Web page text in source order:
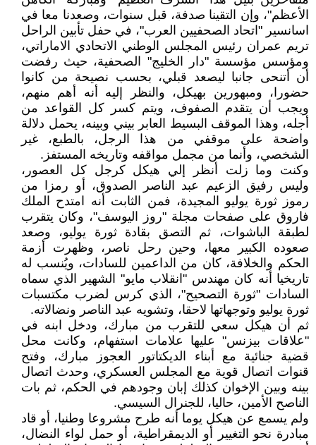
الأعظم"، وإن التقينا صدفة، قبل سنوات، وصعدنا معا في
اسانسير "اتحاد الصحفيين العرب"، في حفل تأبين الراحل
تريم عمران رئيس المجلس الوطني الاتحادي الاماراتي،
ومؤسس مؤسسة "دار الخليج" الصحفية، حيث رفضت
أن أتنحى جانبا ليصعد قبلي، بحسب نصيحة من كانوا
حضورا، ومبهورين بهيكل، والنظر إليه أنه أهم منهم،
ويجب أن يتقدم الصفوف، ويتم كسر كل القواعد من
أجله، وهذا الموقف البسيط العابر بيني وبينه، يحمل دلالة
واضحة على موقفي من هذا الرجل، بالطبع، غير
الشخصي، وأنما من مجمل مواقفه وتاريخه المستفز.
وكنت وما زلت أنظر إلي هيكل كرجل كل العصور،
وليس رفيق الزعيم عبد الناصر الصدوق، أو رمزا من
رموز ثورة يوليو المجيدة، فمن الثابت أنه امتدح الملك
فاروق على صفحات مجلة "روز اليوسف"، وكان يتقرب
لطبقة الباشوات، ثم التصق بقادة ثورة يوليو، وصعد
صعوده الكبير معها، وحين رحل ناصر، وظهرت أزمة
الحكم والخلافة، كان من الداعمين للسادات، ويُنسب له
تاريخيا أنه كان مهندس "انقلاب مايو" الشهير الذي سماه
السادات "ثورة التصحيح"، الذي كرس لضرب مكتسبات
ثورة يوليو وتوجهاتها لاحقا، وتشويه عبد الناصر ونضالاته.
ثم أن هيكل سعي للتقرب من مبارك، ودخل ابنه في
"علاقات بيزنس" عليها علامات استفهام، وكانت محل
قضية جنائية مع أبناء الديكتاتور العجوز مبارك، وفتح
قنوات اتصال قوية مع المجلس العسكري، وحدث اتصال
بينه وبين الإخوان كذلك إبان وجودهم في الحكم، ثم بات
الناصح الأمين، حاليا، للجنرال السيسي.
ولم يسمع عن هيكل يوما أنه طرح مشروعا وطنيا، أو قاد
مبادرة نحو التغيير أو الديمقراطية، أو حمل لواء النضال،